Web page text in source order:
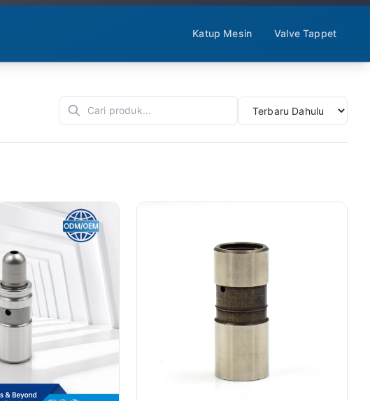
Katup Mesin Valve Tappet